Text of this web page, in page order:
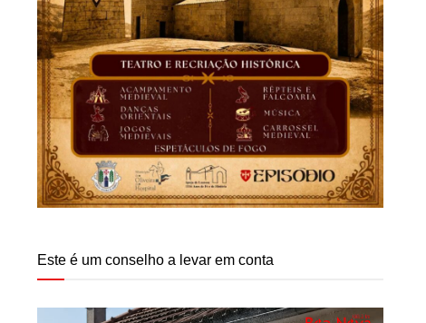
Este é um conselho a levar em conta